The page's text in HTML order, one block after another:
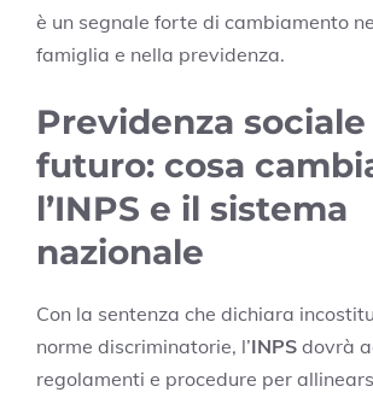
è un segnale forte di cambiamento
famiglia e nella previdenza.
Previdenza sociale
futuro: cosa
l’INPS e il sistema
nazionale
Con la sentenza che dichiara
norme discriminatorie, l’INPS dovrà
regolamenti e procedure per